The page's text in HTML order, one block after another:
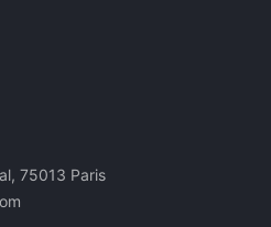
75013 Paris